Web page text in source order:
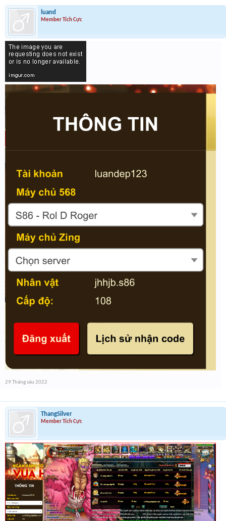
luand
Member Tích Cực
29 Tháng sáu 2022
ThangSilver
Member Tích Cực